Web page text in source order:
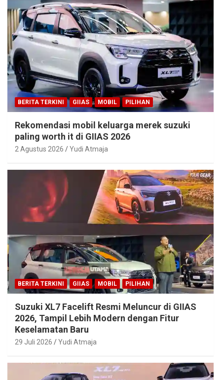
BERITA TERKINI GIIAS MOBIL PILIHAN
Rekomendasi mobil keluarga merek suzuki
paling worth it di GIIAS 2026
2 Agustus 2026 Yudi Atmaja
BERITA TERKINI GIIAS MOBIL PILIHAN
Suzuki XL7 Facelift Resmi Meluncur di GIIAS
2026, Tampil Lebih Modern dengan Fitur
Keselamatan Baru
29 Juli 2026 Yudi Atmaja